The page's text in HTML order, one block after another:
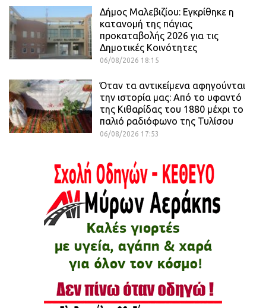
Δήμος Μαλεβιζίου: Εγκρίθηκε η
κατανομή της πάγιας
προκαταβολής 2026 για τις
Δημοτικές Κοινότητες
06/08/2026 18:15
Όταν τα αντικείμενα αφηγούνται
την ιστορία μας: Από το υφαντό
της Κιθαρίδας του 1880 μέχρι το
παλιό ραδιόφωνο της Τυλίσου
06/08/2026 17:53